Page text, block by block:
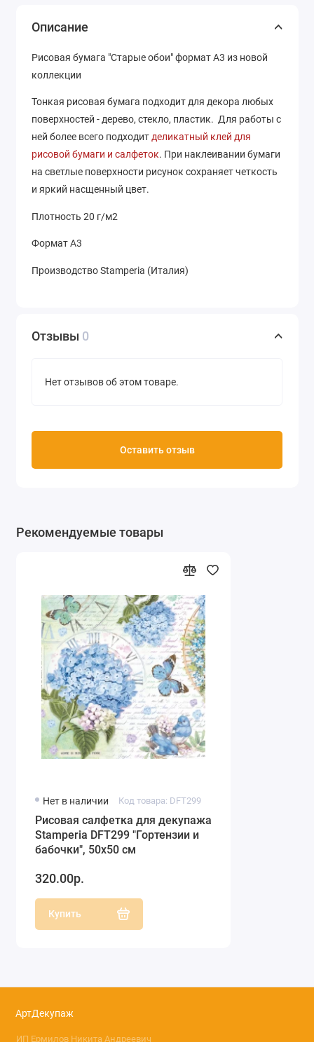
Описание
Рисовая бумага "Старые обои" формат А3 из новой
коллекции
Тонкая рисовая бумага подходит для декора любых
поверхностей - дерево, стекло, пластик. Для работы с
ней более всего подходитделикатный клей для
рисовой бумаги и салфеток. При наклеивании бумаги
на светлые поверхности рисунок сохраняет четкость
и яркий насщенный цвет.
Плотность 20 г/м2
Формат А3
Производство Stamperia (Италия)
Отзывы 0
Нет отзывов об этом товаре.
Оставить отзыв
Рекомендуемые товары
Нет в наличии Код товара: DFT299
Рисовая салфетка для декупажа
Stamperia DFT299 "Гортензии и
бабочки", 50х50 см
320.00р.
Купить
АртДекупаж
ИП Ермилов Никита Андреевич